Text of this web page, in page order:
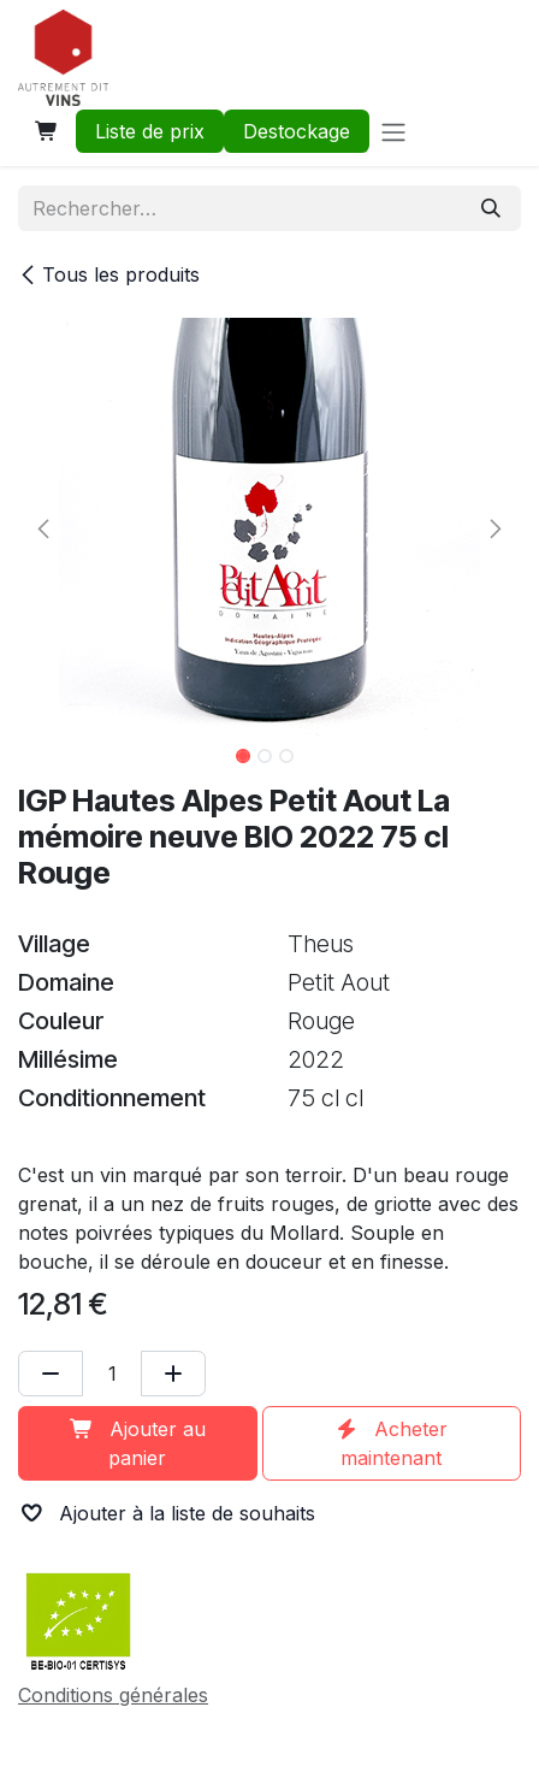
Se rendre au contenu
Liste de prix Destockage
Tous les produits
IGP Hautes Alpes Petit Aout La
mémoire neuve BIO 2022 75 cl
Rouge
Village
Theus
Domaine
Petit Aout
Couleur
Rouge
Millésime
2022
Conditionnement
75 cl cl
C'est un vin marqué par son terroir. D'un beau rouge
grenat, il a un nez de fruits rouges, de griotte avec des
notes poivrées typiques du Mollard. Souple en
bouche, il se déroule en douceur et en finesse.
12,81 €
Ajouter au
panier
Acheter
maintenant
Ajouter à la liste de souhaits
Conditions générales